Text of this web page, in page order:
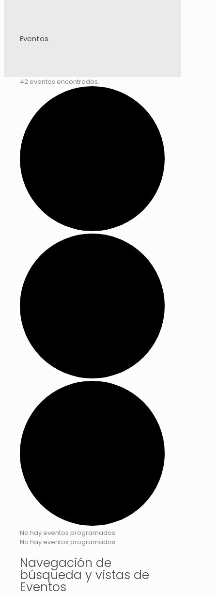
Eventos
42 eventos encontrados.
No hay eventos programados.
No hay eventos programados.
Navegación de
búsqueda y vistas de
Eventos